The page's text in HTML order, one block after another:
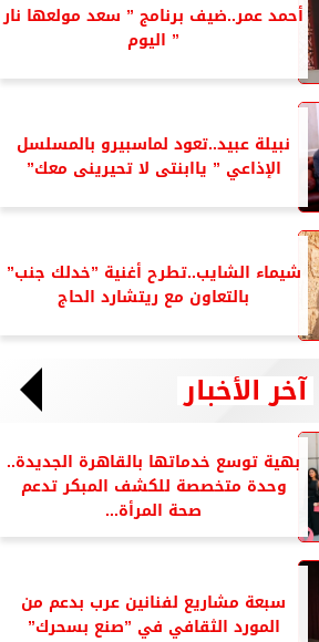
أحمد عمر..ضيف برنامج ” سعد مولعها نار
” اليوم
نبيلة عبيد..تعود لماسبيرو بالمسلسل
الإذاعي ” ياابنتى لا تحيرينى معك”
شيماء الشايب..تطرح أغنية ”خدلك جنب”
بالتعاون مع ريتشارد الحاج
آخر الأخبار
بهية توسع خدماتها بالقاهرة الجديدة..
وحدة متخصصة للكشف المبكر تدعم
صحة المرأة...
سبعة مشاريع لفنانين عرب بدعم من
المورد الثقافي في ”صنع بسحرك”